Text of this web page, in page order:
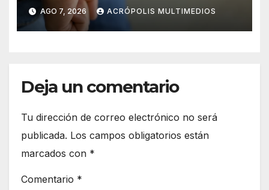
AGO 7, 2026 ACRÓPOLIS MULTIMEDIOS
Deja un comentario
Tu dirección de correo electrónico no será
publicada. Los campos obligatorios están
marcados con *
Comentario *